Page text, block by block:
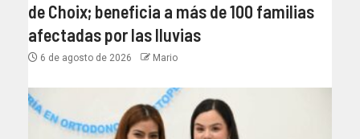
de Choix; beneficia a más de 100 familias
afectadas por las lluvias
6 de agosto de 2026 Mario